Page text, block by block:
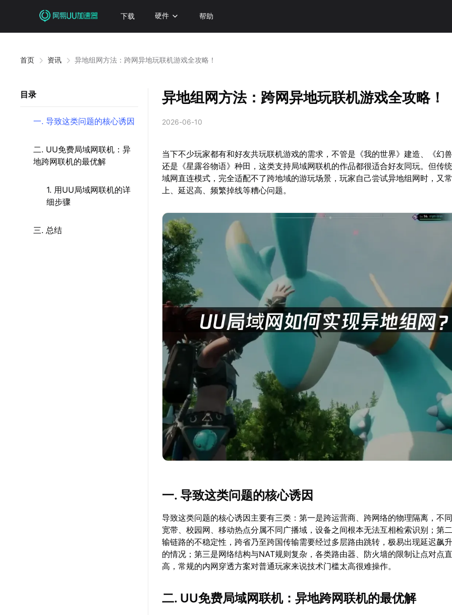
下载 硬件 帮助
首页 资讯 异地组网方法：跨网异地玩联机游戏全攻略！
目录
一. 导致这类问题的核心诱因
二. UU免费局域网联机：异
地跨网联机的最优解
1. 用UU局域网联机的详
细步骤
三. 总结
异地组网方法：跨网异地玩联机游戏全攻略！
2026-06-10
当下不少玩家都有和好友共玩联机游戏的需求，不管是《我的世界》建造、《幻
还是《星露谷物语》种田，这类支持局域网联机的作品都很适合好友同玩。但传
域网直连模式，完全适配不了跨地域的游玩场景，玩家自己尝试异地组网时，又
上、延迟高、频繁掉线等糟心问题。
一. 导致这类问题的核心诱因
导致这类问题的核心诱因主要有三类：第一是跨运营商、跨网络的物理隔离，不
宽带、校园网、移动热点分属不同广播域，设备之间根本无法互相检索识别；第
输链路的不稳定性，跨省乃至跨国传输需要经过多层路由跳转，极易出现延迟飙
的情况；第三是网络结构与NAT规则复杂，各类路由器、防火墙的限制让点对点
高，常规的内网穿透方案对普通玩家来说技术门槛太高很难操作。
二. UU免费局域网联机：异地跨网联机的最优解